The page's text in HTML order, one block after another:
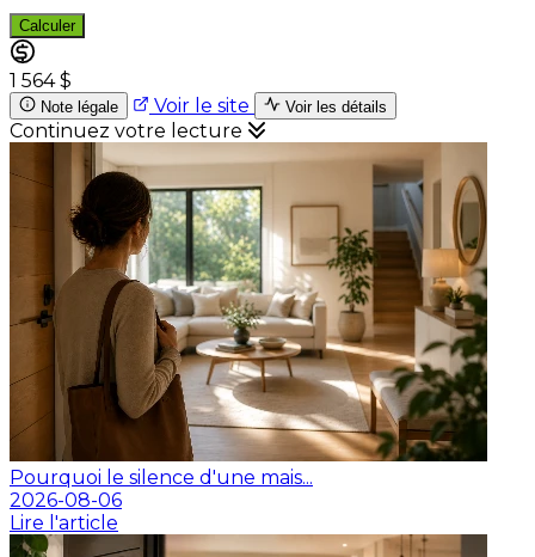
Calculer
1 564 $
Note légale Voir le site Voir les détails
Continuez votre lecture
Pourquoi le silence d'une mais...
2026-08-06
Lire l'article